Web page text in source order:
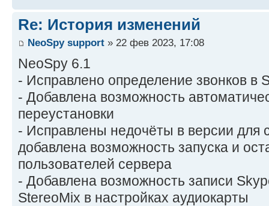
Re: История изменений
NeoSpy support » 22 фев 2023, 17:08
NeoSpy 6.1
- Исправлено определение звонков в
- Добавлена возможность
переустановки
- Исправлены недочёты в версии для
добавлена возможность запуска и
пользователей сервера
- Добавлена возможность записи
StereoMix в настройках аудиокарты